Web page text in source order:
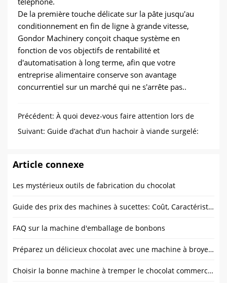
De la première touche délicate sur la pâte jusqu'au
conditionnement en fin de ligne à grande vitesse,
Gondor Machinery conçoit chaque système en
fonction de vos objectifs de rentabilité et
d'automatisation à long terme, afin que votre
entreprise alimentaire conserve son avantage
concurrentiel sur un marché qui ne s'arrête pas..
Précédent: À quoi devez-vous faire attention lors de
l'achat de produits de la chaîne de production de pain
Suivant: Guide d’achat d’un hachoir à viande surgelé:
Article connexe
Les mystérieux outils de fabrication du chocolat
Guide des prix des machines à sucettes: Coût, Caractéristiques, et où acheter
FAQ sur la machine d'emballage de bonbons
Préparez un délicieux chocolat avec une machine à broyer le cacao
Choisir la bonne machine à tremper le chocolat commerciale: Facteurs clés